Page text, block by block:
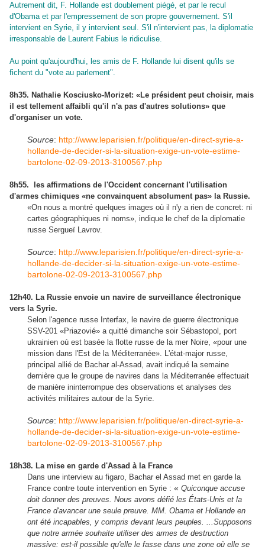
Autrement dit, F. Hollande est doublement piégé, et par le recul
d'Obama et par l'empressement de son propre gouvernement. S'il
intervient en Syrie, il y intervient seul. S'il n'intervient pas, la diplomatie
irresponsable de Laurent Fabius le ridiculise.
Au point qu'aujourd'hui, les amis de F. Hollande lui disent qu'ils se
fichent du "vote au parlement".
8h35. Nathalie Kosciusko-Morizet: «Le président peut choisir, mais
il est tellement affaibli qu'il n'a pas d'autres solutions» que
d'organiser un vote.
Source: http://www.leparisien.fr/politique/en-direct-syrie-a-
hollande-de-decider-si-la-situation-exige-un-vote-estime-
bartolone-02-09-2013-3100567.php
8h55. les affirmations de l'Occident concernant l'utilisation
d'armes chimiques «ne convainquent absolument pas» la Russie.
«On nous a montré quelques images où il n'y a rien de concret: ni
cartes géographiques ni noms», indique le chef de la diplomatie
russe Sergueï Lavrov.
Source: http://www.leparisien.fr/politique/en-direct-syrie-a-
hollande-de-decider-si-la-situation-exige-un-vote-estime-
bartolone-02-09-2013-3100567.php
12h40. La Russie envoie un navire de surveillance électronique
vers la Syrie.
Selon l'agence russe Interfax, le navire de guerre électronique
SSV-201 «Priazovié» a quitté dimanche soir Sébastopol, port
ukrainien où est basée la flotte russe de la mer Noire, «pour une
mission dans l'Est de la Méditerranée». L'état-major russe,
principal allié de Bachar al-Assad, avait indiqué la semaine
dernière que le groupe de navires dans la Méditerranée effectuait
de manière ininterrompue des observations et analyses des
activités militaires autour de la Syrie.
Source: http://www.leparisien.fr/politique/en-direct-syrie-a-
hollande-de-decider-si-la-situation-exige-un-vote-estime-
bartolone-02-09-2013-3100567.php
18h38. La mise en garde d'Assad à la France
Dans une interview au figaro, Bachar el Assad met en garde la
France contre toute intervention en Syrie : « Quiconque accuse
doit donner des preuves. Nous avons défié les États-Unis et la
France d'avancer une seule preuve. MM. Obama et Hollande en
ont été incapables, y compris devant leurs peuples. ...Supposons
que notre armée souhaite utiliser des armes de destruction
massive: est-il possible qu'elle le fasse dans une zone où elle se